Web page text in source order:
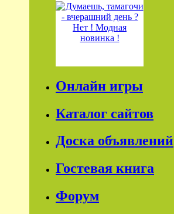
Онлайн игры
Каталог сайтов
Доска объявлений
Гостевая книга
Форум